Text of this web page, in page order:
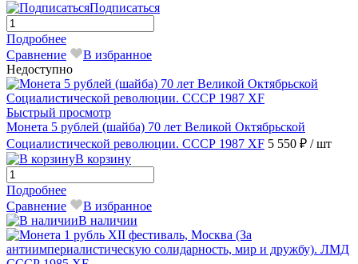
Подписаться
Подробнее
Сравнение
В избранное
Недоступно
Быстрый просмотр
Монета 5 рублей (шайба) 70 лет Великой Октябрьской
Социалистической революции. СССР 1987 XF 5 550 ₽ / шт
В корзину
Подробнее
Сравнение
В избранное
В наличии